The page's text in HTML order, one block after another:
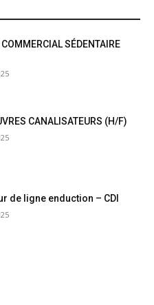
SÉDENTAIRE
CANALISATEURS (H/F)
de ligne enduction – CDI